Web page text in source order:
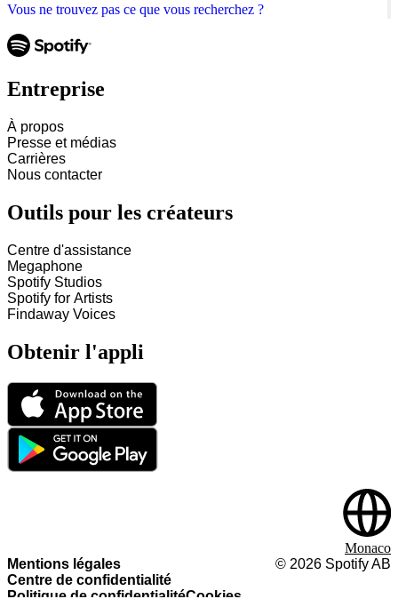
Vous ne trouvez pas ce que vous recherchez ?
Entreprise
À propos
Presse et médias
Carrières
Nous contacter
Outils pour les créateurs
Centre d'assistance
Megaphone
Spotify Studios
Spotify for Artists
Findaway Voices
Obtenir l'appli
Mentions légales
Centre de confidentialité
Politique de confidentialitéCookies
© 2026 Spotify AB
Monaco